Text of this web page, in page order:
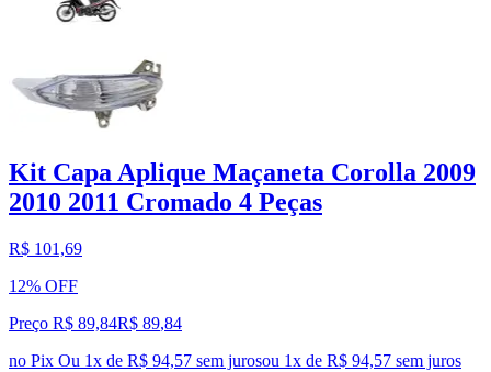
Kit Capa Aplique Maçaneta Corolla 2009
2010 2011 Cromado 4 Peças
R$ 101,69
12% OFF
Preço R$ 89,84R$ 89,84
no Pix Ou 1x de R$ 94,57 sem jurosou 1x de R$ 94,57 sem juros